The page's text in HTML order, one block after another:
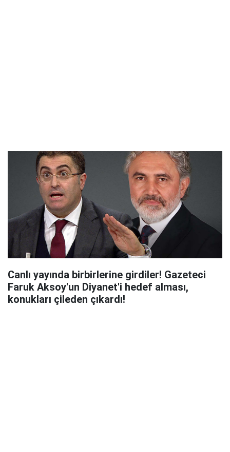
Canlı yayında birbirlerine girdiler! Gazeteci
Faruk Aksoy'un Diyanet'i hedef alması,
konukları çileden çıkardı!